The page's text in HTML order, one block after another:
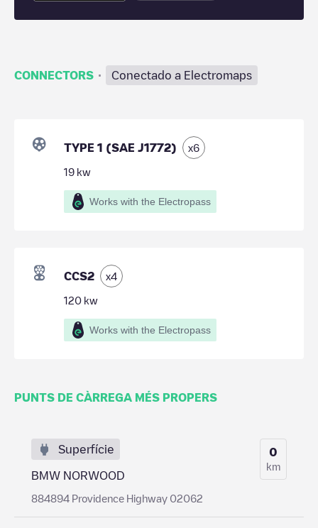
CONNECTORS · Conectado a Electromaps
TYPE 1 (SAE J1772) x6
19 kw
Works with the Electropass
CCS2 x4
120 kw
Works with the Electropass
PUNTS DE CÀRREGA MÉS PROPERS
Superfície
BMW NORWOOD
884894 Providence Highway 02062
0
km